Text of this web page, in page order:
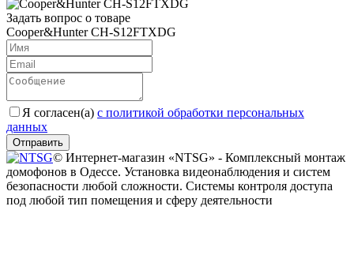
Задать вопрос о товаре
Cooper&Hunter CH-S12FTXDG
Я согласен(a) с политикой обработки персональных
данных
Отправить
© Интернет-магазин «NTSG» - Комплексный монтаж
домофонов в Одессе. Установка видеонаблюдения и систем
безопасности любой сложности. Системы контроля доступа
под любой тип помещения и сферу деятельности